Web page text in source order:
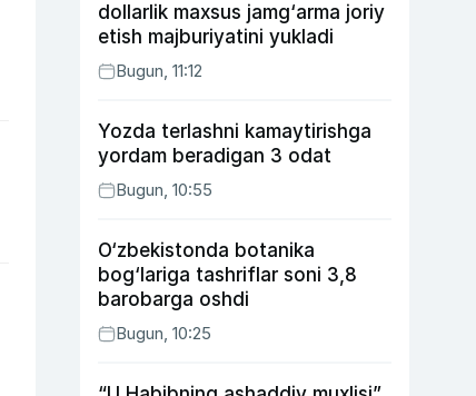
dollarlik maxsus jamg‘arma joriy
etish majburiyatini yukladi
Bugun, 11:12
Yozda terlashni kamaytirishga
yordam beradigan 3 odat
Bugun, 10:55
O‘zbekistonda botanika
bog‘lariga tashriflar soni 3,8
barobarga oshdi
Bugun, 10:25